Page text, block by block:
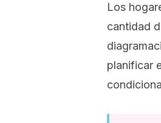
Los
cantidad
planificar